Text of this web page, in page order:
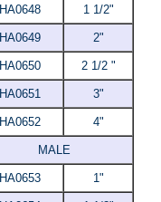
HA0648 1 1/2"
HA0649 2"
HA0650 2 1/2 "
HA0651 3"
HA0652 4"
MALE
HA0653 1"